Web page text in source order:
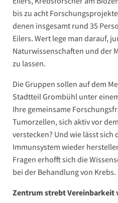
bis zu acht
denen insgesamt rund 35
Eilers. Wert lege man darauf,
Naturwissenschaften und der
zu lassen.
Die Gruppen sollen auf dem
Stadtteil Grombühl unter
Ihre gemeinsame
Tumorzellen, sich aktiv vor
verstecken? Und wie lässt
Immunsystem wieder
Fragen erhofft sich die
bei der Behandlung von Krebs.
Zentrum strebt Vereinbarkeit